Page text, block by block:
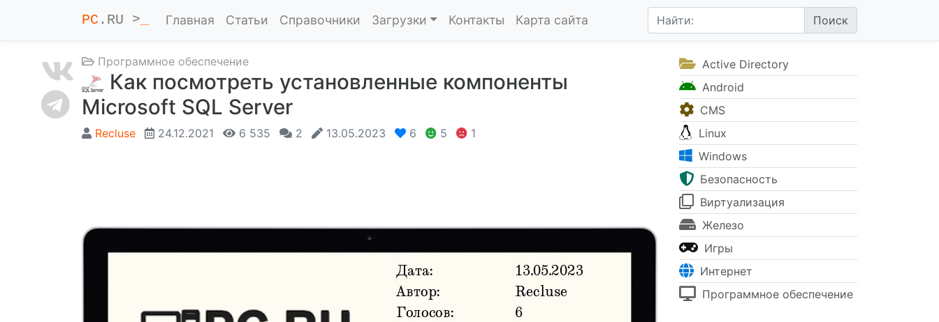
PC .RU > Главная Статьи Справочники Загрузки Контакты Карта сайта
Программное обеспечение
Как посмотреть установленные компоненты
Microsoft SQL Server
Recluse 24.12.2021 6 535 2 13.05.2023 6 5 1
Active Directory
Android
CMS
Linux
Windows
Безопасность
Виртуализация
Железо
Игры
Интернет
Программное обеспечение